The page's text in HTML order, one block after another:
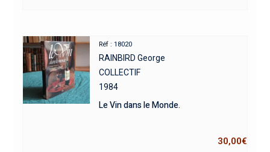
Réf : 18020
RAINBIRD George
COLLECTIF
1984
Le Vin dans le Monde.
30,00€